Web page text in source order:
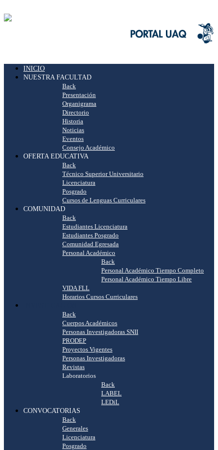
INICIO
NUESTRA FACULTAD
Back
Presentación
Organigrama
Directorio
Historia
Noticias
Eventos
Consejo Académico
OFERTA EDUCATIVA
Back
Técnico Superior Universitario
Licenciatura
Posgrado
Cursos de Lenguas Curriculares
COMUNIDAD
Back
Estudiantes Licenciatura
Estudiantes Posgrado
Comunidad Egresada
Personal Académico
Back
Personal Académico Tiempo Completo
Personal Académico Tiempo Libre
VIDA FLL
Horarios Cursos Curriculares
Back
Cuerpos Académicos
Personas Investigadoras SNII
PRODEP
Proyectos Vigentes
Personas Investigadoras
Revistas
Laboratorios
Back
LABEL
LEDiL
CONVOCATORIAS
Back
Generales
Licenciatura
Posgrado